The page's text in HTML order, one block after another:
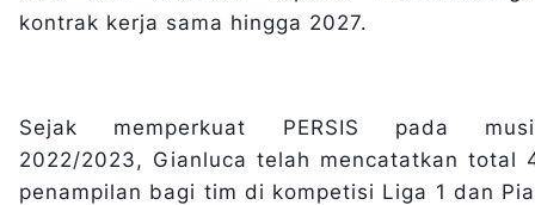
kontrak kerja sama hingga 2027.
Sejak memperkuat PERSIS pada
2022/2023, Gianluca telah mencatatkan total
penampilan bagi tim di kompetisi Liga 1 dan